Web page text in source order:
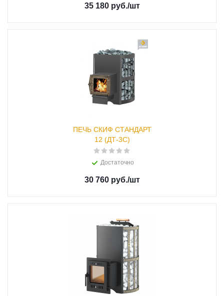
35 180 руб./шт
ПЕЧЬ СКИФ СТАНДАРТ
12 (ДТ-3С)
Достаточно
30 760 руб./шт